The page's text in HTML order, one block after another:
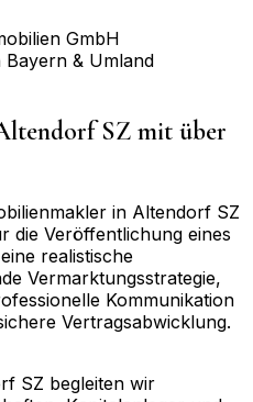
GmbH
& Umland
SZ mit über
in Altendorf SZ
die Veröffentlichung eines
realistische
Vermarktungsstrategie,
Kommunikation
Vertragsabwicklung.
SZ begleiten wir